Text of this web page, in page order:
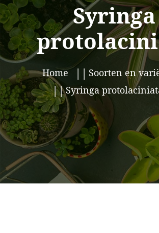
Syringa
Home
Soorten en
Syringa